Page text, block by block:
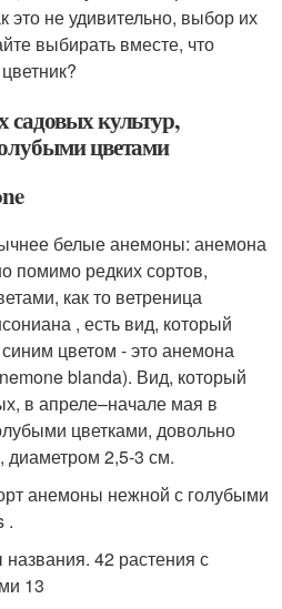
это не удивительно, выбор их
выбирать вместе, что
культур,
цветами
белые анемоны: анемона
помимо редких сортов,
как то ветреница
, есть вид, который
цветом - это анемона
blanda). Вид, который
в апреле–начале мая в
цветками, довольно
2,5-3 см.
анемоны нежной с голубыми
.